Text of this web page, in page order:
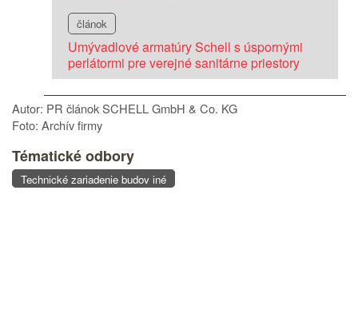
článok
Umývadlové armatúry Schell s úspornými
perlátormi pre verejné sanitárne priestory
Autor: PR článok SCHELL GmbH & Co. KG
Foto: Archív firmy
Tématické odbory
Technické zariadenie budov iné